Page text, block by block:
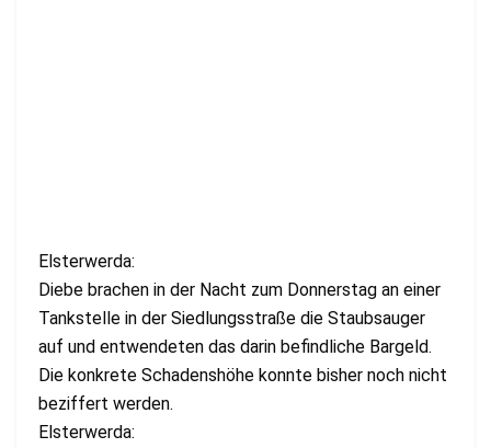
Elsterwerda:
Diebe brachen in der Nacht zum Donnerstag an einer
Tankstelle in der Siedlungsstraße die Staubsauger
auf und entwendeten das darin befindliche Bargeld.
Die konkrete Schadenshöhe konnte bisher noch nicht
beziffert werden.
Elsterwerda: